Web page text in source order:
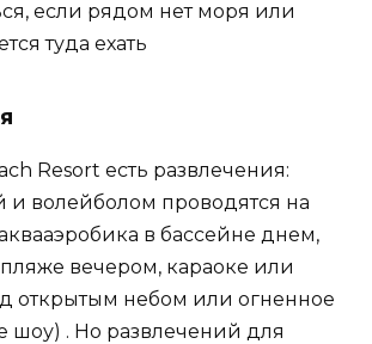
если рядом нет моря или
туда ехать
Resort есть развлечения:
и волейболом проводятся на
в бассейне днем,
вечером, караоке или
открытым небом или огненное
шоу) . Но развлечений для